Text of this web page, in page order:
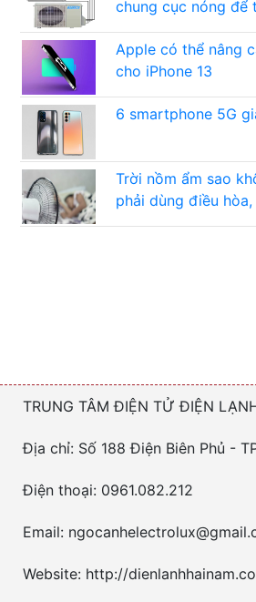
chung cục nóng để
Apple có thể nâng
cho iPhone 13
6 smartphone 5G
Trời nồm ẩm sao
phải dùng điều
TRUNG TÂM ĐIỆN TỬ ĐIỆN
Địa chỉ: Số 188 Điện Biên Phủ -
Điện thoại: 0961.082.212
Email:
Website: http://